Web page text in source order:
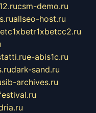
csm-demo.ru
allseo-host.ru
e-abis1c.ru
dark-sand.ru
sib-archives.ru